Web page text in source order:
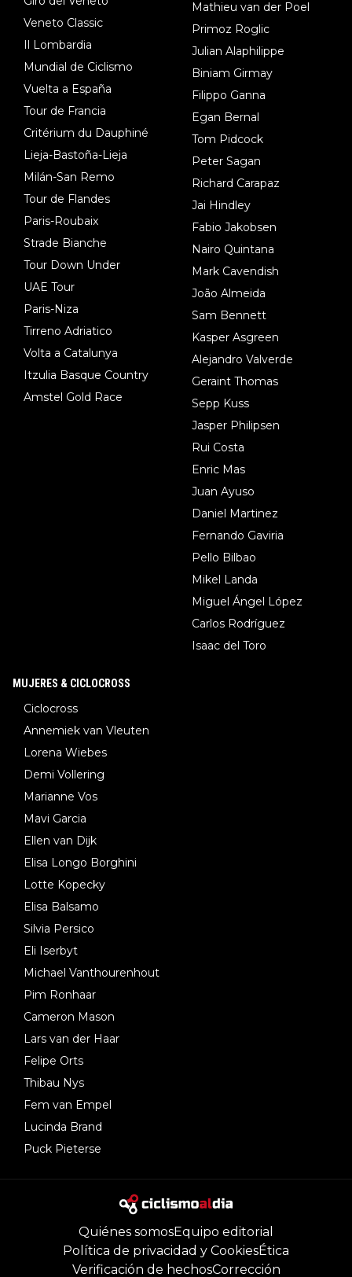
Veneto Classic
Il Lombardia
Mundial de Ciclismo
Vuelta a España
Tour de Francia
Critérium du Dauphiné
Lieja-Bastoña-Lieja
Milán-San Remo
Tour de Flandes
Paris-Roubaix
Strade Bianche
Tour Down Under
UAE Tour
Paris-Niza
Tirreno Adriatico
Volta a Catalunya
Itzulia Basque Country
Amstel Gold Race
Mathieu van der Poel
Primoz Roglic
Julian Alaphilippe
Biniam Girmay
Filippo Ganna
Egan Bernal
Tom Pidcock
Peter Sagan
Richard Carapaz
Jai Hindley
Fabio Jakobsen
Nairo Quintana
Mark Cavendish
João Almeida
Sam Bennett
Kasper Asgreen
Alejandro Valverde
Geraint Thomas
Sepp Kuss
Jasper Philipsen
Rui Costa
Enric Mas
Juan Ayuso
Daniel Martinez
Fernando Gaviria
Pello Bilbao
Mikel Landa
Miguel Ángel López
Carlos Rodríguez
Isaac del Toro
MUJERES & CICLOCROSS
Ciclocross
Annemiek van Vleuten
Lorena Wiebes
Demi Vollering
Marianne Vos
Mavi Garcia
Ellen van Dijk
Elisa Longo Borghini
Lotte Kopecky
Elisa Balsamo
Silvia Persico
Eli Iserbyt
Michael Vanthourenhout
Pim Ronhaar
Cameron Mason
Lars van der Haar
Felipe Orts
Thibau Nys
Fem van Empel
Lucinda Brand
Puck Pieterse
Quiénes somosEquipo editorial
Política de privacidad y CookiesÉtica
Verificación de hechosCorrección